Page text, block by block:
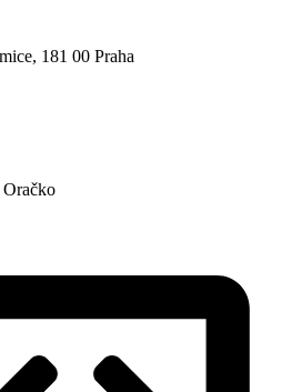
181 00 Praha